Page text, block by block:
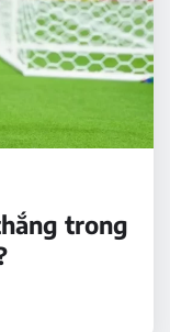
trong